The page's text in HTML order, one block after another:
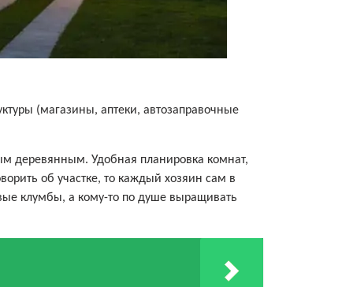
(магазины, аптеки, автозаправочные
деревянным. Удобная планировка комнат,
об участке, то каждый хозяин сам в
клумбы, а кому-то по душе выращивать